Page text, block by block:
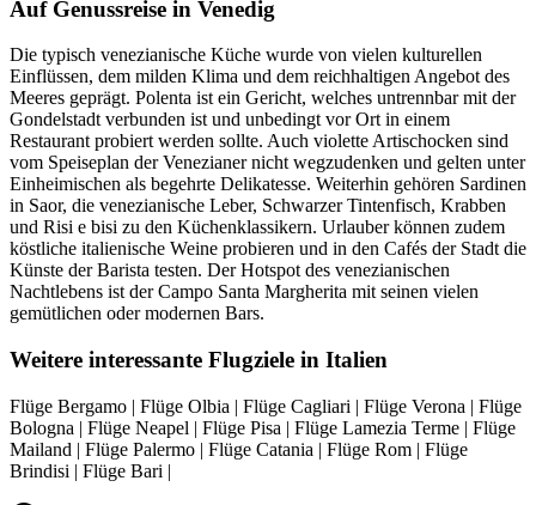
Auf Genussreise in Venedig
Die typisch venezianische Küche wurde von vielen kulturellen
Einflüssen, dem milden Klima und dem reichhaltigen Angebot des
Meeres geprägt. Polenta ist ein Gericht, welches untrennbar mit der
Gondelstadt verbunden ist und unbedingt vor Ort in einem
Restaurant probiert werden sollte. Auch violette Artischocken sind
vom Speiseplan der Venezianer nicht wegzudenken und gelten unter
Einheimischen als begehrte Delikatesse. Weiterhin gehören Sardinen
in Saor, die venezianische Leber, Schwarzer Tintenfisch, Krabben
und Risi e bisi zu den Küchenklassikern. Urlauber können zudem
köstliche italienische Weine probieren und in den Cafés der Stadt die
Künste der Barista testen. Der Hotspot des venezianischen
Nachtlebens ist der Campo Santa Margherita mit seinen vielen
gemütlichen oder modernen Bars.
Weitere interessante Flugziele in Italien
Flüge Bergamo | Flüge Olbia | Flüge Cagliari | Flüge Verona | Flüge
Bologna | Flüge Neapel | Flüge Pisa | Flüge Lamezia Terme | Flüge
Mailand | Flüge Palermo | Flüge Catania | Flüge Rom | Flüge
Brindisi | Flüge Bari |